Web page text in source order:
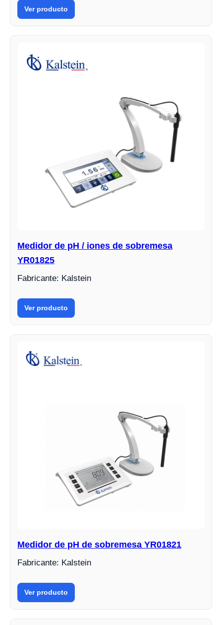
Ver producto
Medidor de pH / iones de sobremesa
YR01825
Fabricante: Kalstein
Ver producto
Medidor de pH de sobremesa YR01821
Fabricante: Kalstein
Ver producto